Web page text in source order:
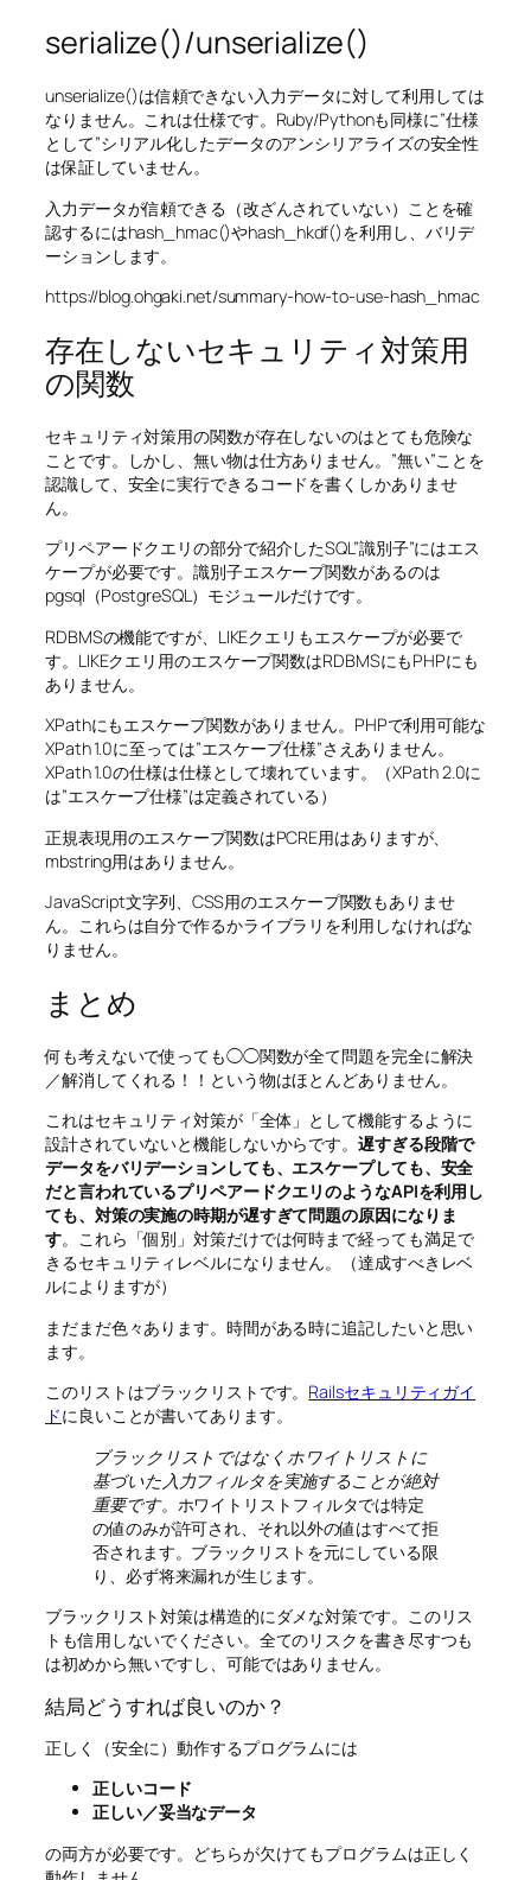
serialize()/unserialize()
unserialize()は信頼できない入力データに対して利用しては
なりません。これは仕様です。Ruby/Pythonも同様に”仕様
として”シリアル化したデータのアンシリアライズの安全性
は保証していません。
入力データが信頼できる（改ざんされていない）ことを確
認するにはhash_hmac()やhash_hkdf()を利用し、バリデ
ーションします。
https://blog.ohgaki.net/summary-how-to-use-hash_hmac
存在しないセキュリティ対策用
の関数
セキュリティ対策用の関数が存在しないのはとても危険な
ことです。しかし、無い物は仕方ありません。”無い”ことを
認識して、安全に実行できるコードを書くしかありませ
ん。
プリペアードクエリの部分で紹介したSQL”識別子”にはエス
ケープが必要です。識別子エスケープ関数があるのは
pgsql（PostgreSQL）モジュールだけです。
RDBMSの機能ですが、LIKEクエリもエスケープが必要で
す。LIKEクエリ用のエスケープ関数はRDBMSにもPHPにも
ありません。
XPathにもエスケープ関数がありません。PHPで利用可能な
XPath 1.0に至っては”エスケープ仕様”さえありません。
XPath 1.0の仕様は仕様として壊れています。（XPath 2.0に
は”エスケープ仕様”は定義されている）
正規表現用のエスケープ関数はPCRE用はありますが、
mbstring用はありません。
JavaScript文字列、CSS用のエスケープ関数もありませ
ん。これらは自分で作るかライブラリを利用しなければな
りません。
まとめ
何も考えないで使っても◯◯関数が全て問題を完全に解決
／解消してくれる！！という物はほとんどありません。
これはセキュリティ対策が「全体」として機能するように
設計されていないと機能しないからです。遅すぎる段階で
データをバリデーションしても、エスケープしても、安全
だと言われているプリペアードクエリのようなAPIを利用し
ても、対策の実施の時期が遅すぎて問題の原因になりま
す。これら「個別」対策だけでは何時まで経っても満足で
きるセキュリティレベルになりません。（達成すべきレベ
ルによりますが）
まだまだ色々あります。時間がある時に追記したいと思い
ます。
このリストはブラックリストです。 Railsセキュリティガイ
ドに良いことが書いてあります。
ブラックリストではなくホワイトリストに
基づいた入力フィルタを実施することが絶対
重要です。ホワイトリストフィルタでは特定
の値のみが許可され、それ以外の値はすべて拒
否されます。ブラックリストを元にしている限
り、必ず将来漏れが生じます。
ブラックリスト対策は構造的にダメな対策です。このリス
トも信用しないでください。全てのリスクを書き尽すつも
は初めから無いですし、可能ではありません。
結局どうすれば良いのか？
正しく（安全に）動作するプログラムには
正しいコード
正しい／妥当なデータ
の両方が必要です。どちらが欠けてもプログラムは正しく